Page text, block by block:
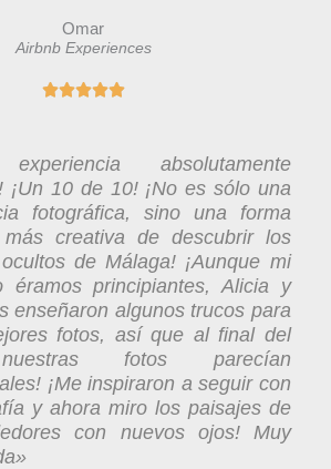
Omar
Airbnb Experiences
V
r
a
d
o
c
o
n
5
d
e
5
experiencia absolutamente
¡Un 10 de 10! ¡No es sólo una
fotográfica, sino una forma
creativa de descubrir los
de Málaga! ¡Aunque mi
principiantes, Alicia y
enseñaron algunos trucos para
fotos, así que al final del
fotos parecían
¡Me inspiraron a seguir con
y ahora miro los paisajes de
con nuevos ojos! Muy